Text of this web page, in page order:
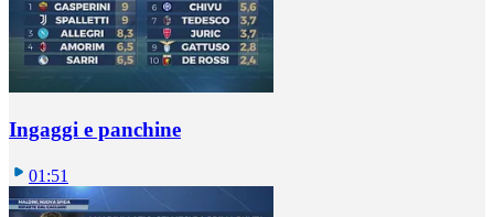
Ingaggi e panchine
01:51